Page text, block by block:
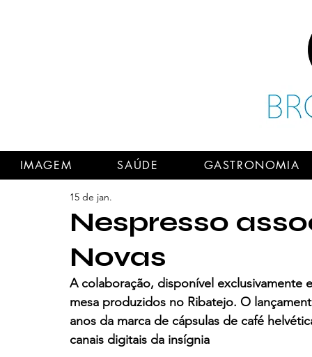
IMAGEM SAÚDE GASTRONOMIA
Nespresso
Novas
15 de jan.
A colaboração, disponível
mesa produzidos no Ribatejo. O
anos da marca de cápsulas de café
canais digitais da insígnia